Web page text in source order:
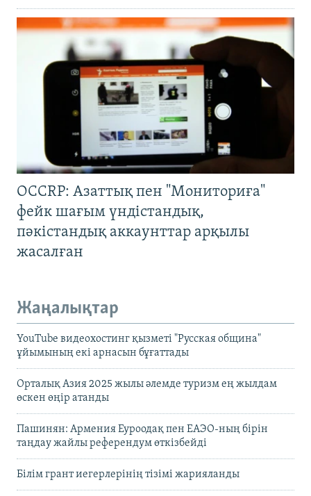
OCCRP: Азаттық пен "Мониториға"
фейк шағым үндістандық,
пәкістандық аккаунттар арқылы
жасалған
Жаңалықтар
YouTube видеохостинг қызметі "Русская община"
ұйымының екі арнасын бұғаттады
Орталық Азия 2025 жылы әлемде туризм ең жылдам
өскен өңір атанды
Пашинян: Армения Еуроодақ пен ЕАЭО-ның бірін
таңдау жайлы референдум өткізбейді
Білім грант иегерлерінің тізімі жарияланды